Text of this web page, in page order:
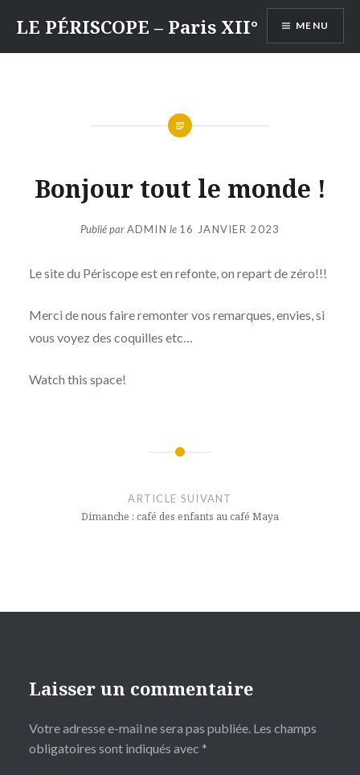
contenu
LE PÉRISCOPE – Paris XII° MENU
Bonjour tout le monde !
Publié parADMIN le 16 JANVIER 2023
Le site du Périscope est en refonte, on repart de zéro!!!
Merci de nous faire remonter vos remarques, envies, si
vous voyez des coquilles etc…
Watch this space!
l’article
ARTICLE SUIVANT
Dimanche : café des enfants au café Maya
Laisser un commentaire
Votre adresse e-mail ne sera pas publiée. Les champs
obligatoires sont indiqués avec *